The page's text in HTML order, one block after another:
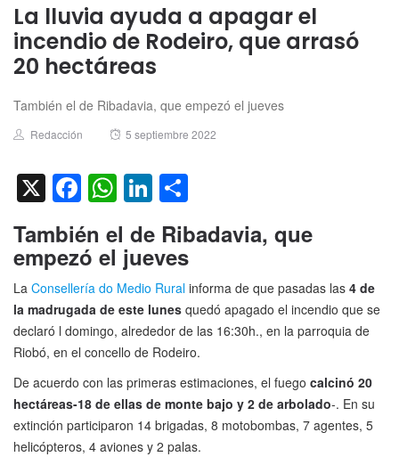
La lluvia ayuda a apagar el
incendio de Rodeiro, que arrasó
20 hectáreas
También el de Ribadavia, que empezó el jueves
Author
Redacción
Posted
5 septiembre 2022
X Facebook
WhatsApp
LinkedIn
También el de Ribadavia, que
empezó el jueves
La Consellería do Medio Rural informa de que pasadas las 4 de
la madrugada de este lunes quedó apagado el incendio que se
declaró l domingo, alrededor de las 16:30h., en la parroquia de
Riobó, en el concello de Rodeiro.
De acuerdo con las primeras estimaciones, el fuego calcinó 20
hectáreas-18 de ellas de monte bajo y 2 de arbolado-. En su
extinción participaron 14 brigadas, 8 motobombas, 7 agentes, 5
helicópteros, 4 aviones y 2 palas.